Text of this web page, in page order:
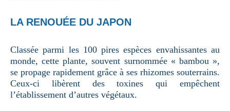
LA RENOUÉE DU JAPON
Classée parmi les 100 pires espèces envahissantes au
monde, cette plante, souvent surnommée « bambou »,
se propage rapidement grâce à ses rhizomes souterrains.
Ceux-ci libèrent des toxines qui empêchent
l’établissement d’autres végétaux.